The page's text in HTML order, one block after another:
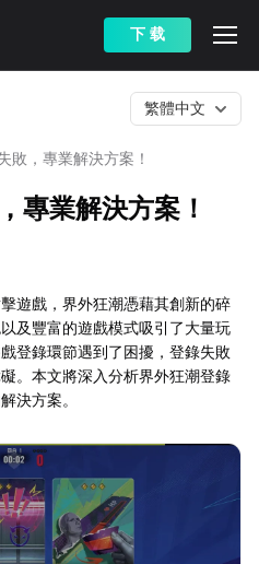
下 载
敗，專業解決方案！
繁體中文
專業解決方案！
遊戲，界外狂潮憑藉其創新的碎
及豐富的遊戲模式吸引了大量玩
登錄環節遇到了困擾，登錄失敗
。本文將深入分析界外狂潮登錄
決方案。